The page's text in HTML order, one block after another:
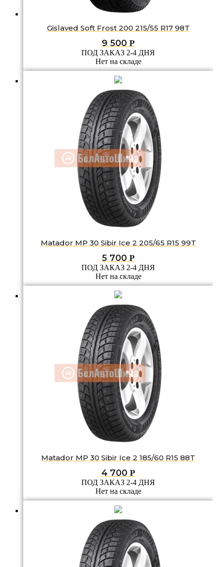
Gislaved Soft Frost 200 215/55 R17 98T
9 500 Р
ПОД ЗАКАЗ 2-4 ДНЯ
Нет на складе
Matador MP 30 Sibir Ice 2 205/65 R15 99T
5 700 Р
ПОД ЗАКАЗ 2-4 ДНЯ
Нет на складе
Matador MP 30 Sibir Ice 2 185/60 R15 88T
4 700 Р
ПОД ЗАКАЗ 2-4 ДНЯ
Нет на складе